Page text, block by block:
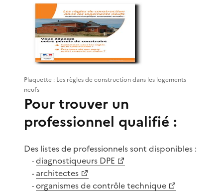
Plaquette : Les règles de construction dans les logements
neufs
Pour trouver un
professionnel qualifié :
Des listes de professionnels sont disponibles :
-diagnostiqueurs DPE
- architectes
-organismes de contrôle technique